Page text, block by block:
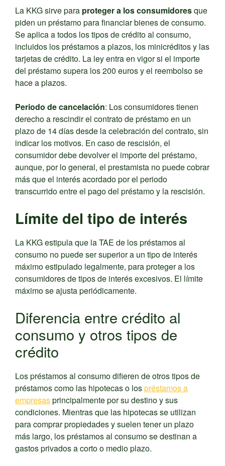
La KKG sirve para proteger a los consumidoresque
piden un préstamo para financiar bienes de consumo.
Se aplica a todos los tipos de crédito al consumo,
incluidos los préstamos a plazos, los minicréditos y las
tarjetas de crédito. La ley entra en vigor si el importe
del préstamo supera los 200 euros y el reembolso se
hace a plazos.
Periodo de cancelación: Los consumidores tienen
derecho a rescindir el contrato de préstamo en un
plazo de 14 días desde la celebración del contrato, sin
indicar los motivos. En caso de rescisión, el
consumidor debe devolver el importe del préstamo,
aunque, por lo general, el prestamista no puede cobrar
más que el interés acordado por el periodo
transcurrido entre el pago del préstamo y la rescisión.
Límite del tipo de interés
La KKG estipula que la TAE de los préstamos al
consumo no puede ser superior a un tipo de interés
máximo estipulado legalmente, para proteger a los
consumidores de tipos de interés excesivos. El límite
máximo se ajusta periódicamente.
Diferencia entre crédito al
consumo y otros tipos de
crédito
Los préstamos al consumo difieren de otros tipos de
préstamos como las hipotecas o lospréstamos a
empresasprincipalmente por su destino y sus
condiciones. Mientras que las hipotecas se utilizan
para comprar propiedades y suelen tener un plazo
más largo, los préstamos al consumo se destinan a
gastos privados a corto o medio plazo.